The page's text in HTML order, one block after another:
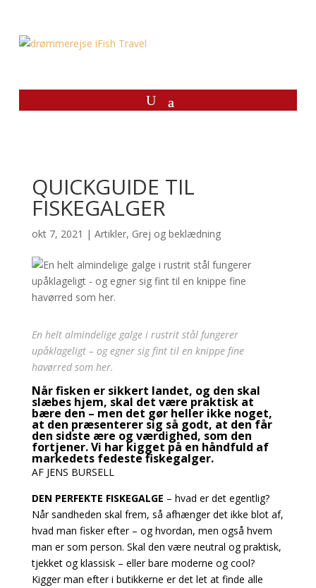
QUICKGUIDE TIL
FISKEGALGER
okt 7, 2021 | Artikler, Grej og beklædning
En helt almindelige galge i rustrit stål fungerer
upåklageligt – og egner sig fint til en knippe fine
havørred som her.
Når fisken er sikkert landet, og den skal
slæbes hjem, skal det være praktisk at
bære den – men det gør heller ikke noget,
at den præsenterer sig så godt, at den får
den sidste ære og værdighed, som den
fortjener. Vi har kigget på en håndfuld af
markedets fedeste fiskegalger.
AF JENS BURSELL
DEN PERFEKTE FISKEGALGE – hvad er det egentlig?
Når sandheden skal frem, så afhænger det ikke blot af,
hvad man fisker efter – og hvordan, men også hvem
man er som person. Skal den være neutral og praktisk,
tjekket og klassisk – eller bare moderne og cool?
Kigger man efter i butikkerne er det let at finde alle